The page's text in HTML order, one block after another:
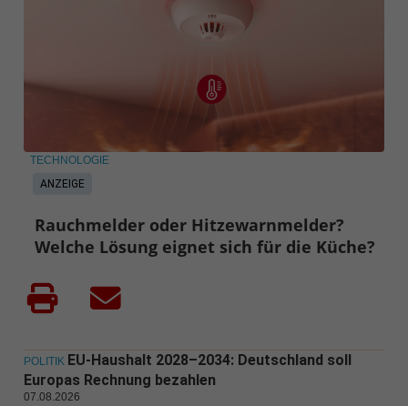
ANZEIGE
TECHNOLOGIE
Rauchmelder oder Hitzewarnmelder?
Welche Lösung eignet sich für die Küche?
POLITIK EU-Haushalt 2028–2034: Deutschland soll
Europas Rechnung bezahlen
07.08.2026